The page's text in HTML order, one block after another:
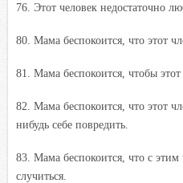
76. Этот человек недостаточно
80. Мама беспокоится, что этот
81. Мама беспокоится, чтобы
82. Мама беспокоится, что этот
нибудь себе повредить.
83. Мама беспокоится, что с
случиться.